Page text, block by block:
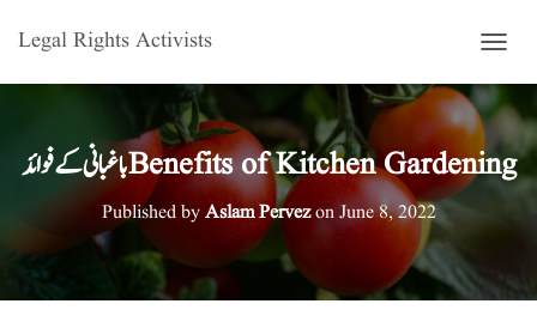
Legal Rights Activists
O
G
E
G
باغبانی کے فوائد Benefits of Kitchen Gardening
Published byAslam PervezonJune 8, 2022